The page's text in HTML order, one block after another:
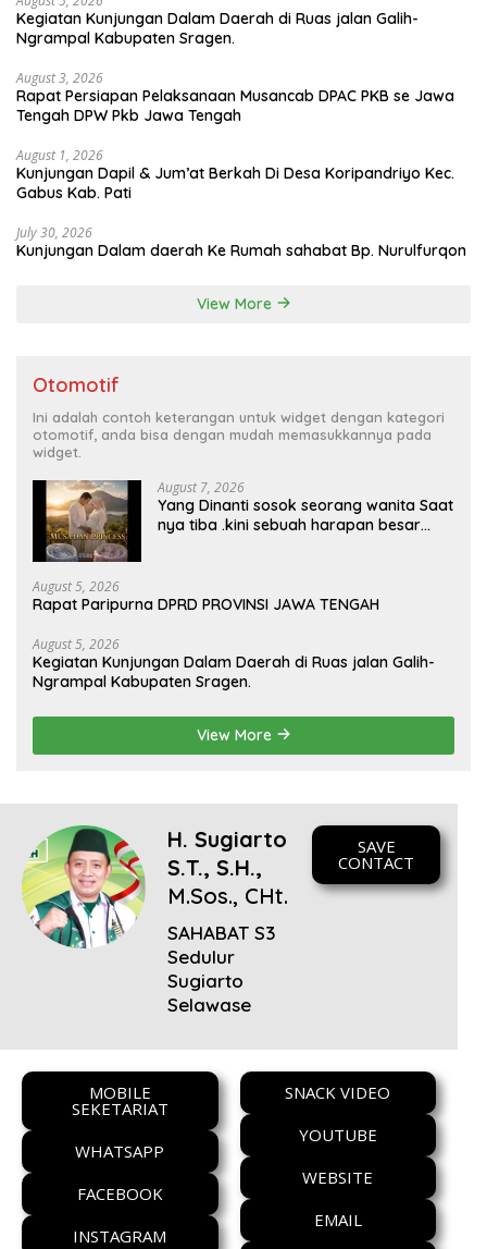
Kegiatan Kunjungan Dalam Daerah di Ruas jalan Galih-
Ngrampal Kabupaten Sragen.
August 3, 2026
Rapat Persiapan Pelaksanaan Musancab DPAC PKB se Jawa
Tengah DPW Pkb Jawa Tengah
August 1, 2026
Kunjungan Dapil & Jum’at Berkah Di Desa Koripandriyo Kec.
Gabus Kab. Pati
July 30, 2026
Kunjungan Dalam daerah Ke Rumah sahabat Bp. Nurulfurqon
View More
Otomotif
Ini adalah contoh keterangan untuk widget dengan kategori
otomotif, anda bisa dengan mudah memasukkannya pada
widget.
August 7, 2026
Yang Dinanti sosok seorang wanita Saat
nya tiba .kini sebuah harapan besar
August 5, 2026
Rapat Paripurna DPRD PROVINSI JAWA TENGAH
August 5, 2026
Kegiatan Kunjungan Dalam Daerah di Ruas jalan Galih-
Ngrampal Kabupaten Sragen.
View More
H. Sugiarto
S.T., S.H.,
M.Sos., CHt.
SAHABAT S3
Sedulur
Sugiarto
Selawase
SAVE
CONTACT
MOBILE
SEKETARIAT
WHATSAPP
FACEBOOK
INSTAGRAM
SNACK VIDEO
YOUTUBE
WEBSITE
EMAIL